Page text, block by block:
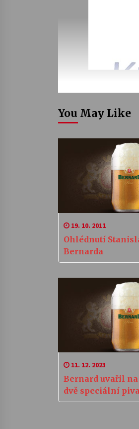
You May Like
19. 10. 2011
Ohlédnutí
Bernarda
11. 12. 2023
Bernard uvařil
dvě speciální